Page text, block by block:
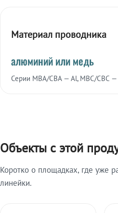
Материал проводника
алюминий или медь
Серии МВА/СВА — Al, МВС/СВС —
Объекты с этой
Коротко о площадках, где уже
линейки.